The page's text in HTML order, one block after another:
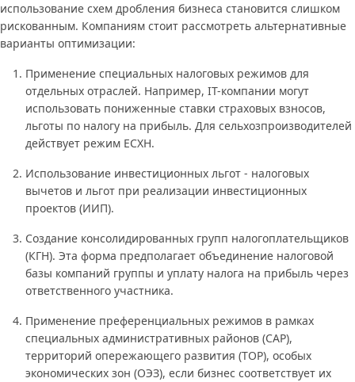
использование схем дробления бизнеса становится слишком
рискованным. Компаниям стоит рассмотреть альтернативные
варианты оптимизации:
Применение специальных налоговых режимов для
отдельных отраслей. Например, IT-компании могут
использовать пониженные ставки страховых взносов,
льготы по налогу на прибыль. Для сельхозпроизводителей
действует режим ЕСХН.
Использование инвестиционных льгот - налоговых
вычетов и льгот при реализации инвестиционных
проектов (ИИП).
Создание консолидированных групп налогоплательщиков
(КГН). Эта форма предполагает объединение налоговой
базы компаний группы и уплату налога на прибыль через
ответственного участника.
Применение преференциальных режимов в рамках
специальных административных районов (САР),
территорий опережающего развития (ТОР), особых
экономических зон (ОЭЗ), если бизнес соответствует их